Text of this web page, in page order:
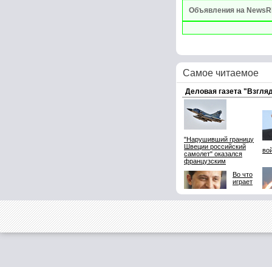
Объявления на
Самое читаемое